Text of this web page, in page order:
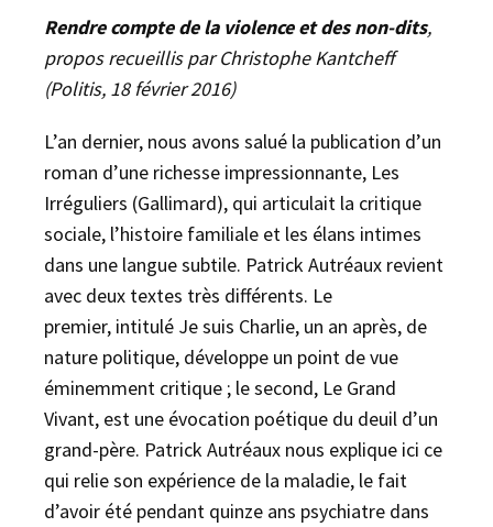
Rendre compte de la violence et des non-dits,
propos recueillis par Christophe Kantcheff
(Politis, 18 février 2016)
L’an dernier, nous avons salué la publication d’un
roman d’une richesse impressionnante, Les
Irréguliers (Gallimard), qui articulait la critique
sociale, l’histoire familiale et les élans intimes
dans une langue subtile. Patrick Autréaux revient
avec deux textes très différents. Le
premier, intitulé Je suis Charlie, un an après, de
nature politique, développe un point de vue
éminemment critique ; le second, Le Grand
Vivant, est une évocation poétique du deuil d’un
grand-père. Patrick Autréaux nous explique ici ce
qui relie son expérience de la maladie, le fait
d’avoir été pendant quinze ans psychiatre dans